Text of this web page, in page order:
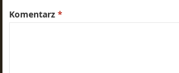
Komentarz*